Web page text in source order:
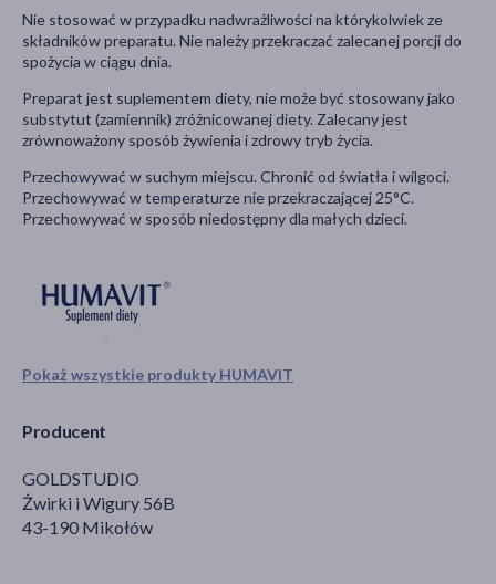
Pokaż wszystkie produkty HUMAVIT
Producent
GOLDSTUDIO
Żwirki i Wigury 56B
43-190 Mikołów
Nie stosować w przypadku nadwrażliwości na którykolwiek ze
składników preparatu. Nie należy przekraczać zalecanej porcji do
spożycia w ciągu dnia.
Preparat jest suplementem diety, nie może być stosowany jako
substytut (zamiennik) zróżnicowanej diety. Zalecany jest
zrównoważony sposób żywienia i zdrowy tryb życia.
Przechowywać w suchym miejscu. Chronić od światła i wilgoci.
Przechowywać w temperaturze nie przekraczającej 25°C.
Przechowywać w sposób niedostępny dla małych dzieci.